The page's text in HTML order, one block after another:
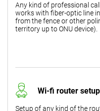
Any kind of professional
works with fiber-optic line
from the fence or other
territory up to ONU device).
Wi-fi router setup
Setup of any kind of the